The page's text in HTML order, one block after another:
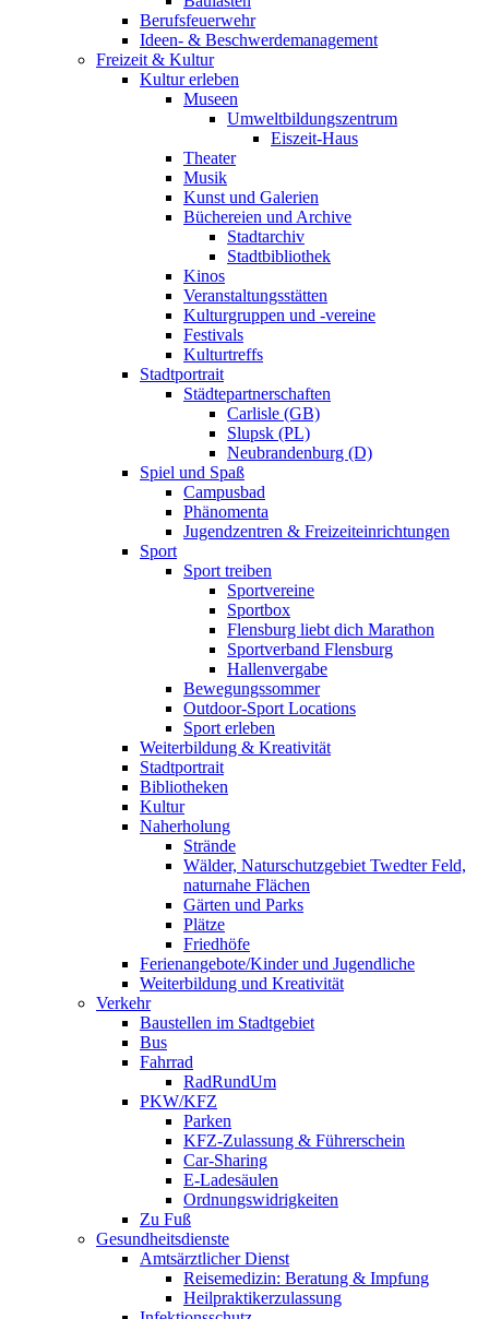
Berufsfeuerwehr
Ideen- & Beschwerdemanagement
Freizeit & Kultur
Kultur erleben
Museen
Umweltbildungszentrum
Eiszeit-Haus
Theater
Musik
Kunst und Galerien
Büchereien und Archive
Stadtarchiv
Stadtbibliothek
Kinos
Veranstaltungsstätten
Kulturgruppen und -vereine
Festivals
Kulturtreffs
Stadtportrait
Städtepartnerschaften
Carlisle (GB)
Slupsk (PL)
Neubrandenburg (D)
Spiel und Spaß
Campusbad
Phänomenta
Jugendzentren & Freizeiteinrichtungen
Sport
Sport treiben
Sportvereine
Sportbox
Flensburg liebt dich Marathon
Sportverband Flensburg
Hallenvergabe
Bewegungssommer
Outdoor-Sport Locations
Sport erleben
Weiterbildung & Kreativität
Stadtportrait
Bibliotheken
Kultur
Naherholung
Strände
Wälder, Naturschutzgebiet Twedter Feld,
naturnahe Flächen
Gärten und Parks
Plätze
Friedhöfe
Ferienangebote/Kinder und Jugendliche
Weiterbildung und Kreativität
Verkehr
Baustellen im Stadtgebiet
Bus
Fahrrad
RadRundUm
PKW/KFZ
Parken
KFZ-Zulassung & Führerschein
Car-Sharing
E-Ladesäulen
Ordnungswidrigkeiten
Zu Fuß
Gesundheitsdienste
Amtsärztlicher Dienst
Reisemedizin: Beratung & Impfung
Heilpraktikerzulassung